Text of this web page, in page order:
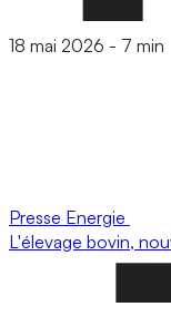
18 mai 2026 - 7 min
Presse Energie
L'élevage bovin,